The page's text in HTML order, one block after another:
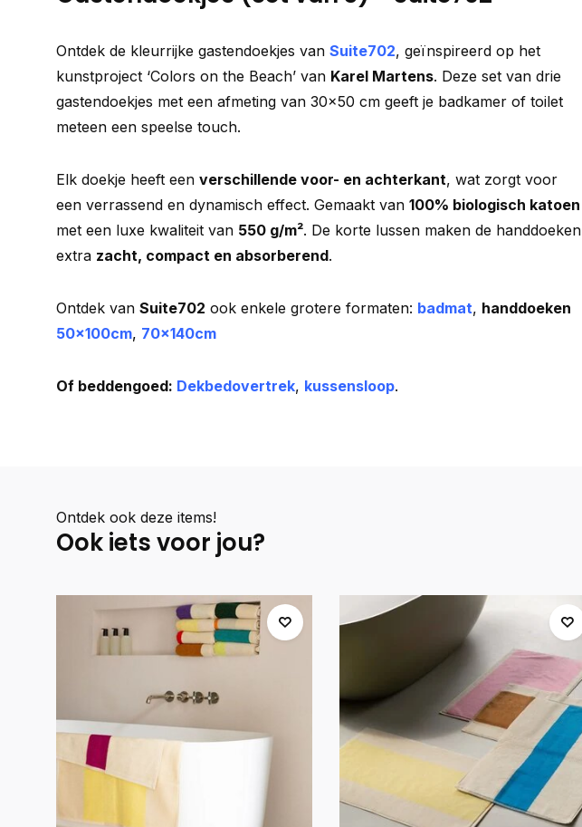
Ontdek de kleurrijke gastendoekjes van Suite702, geïnspireerd op het
kunstproject ‘Colors on the Beach’ van Karel Martens. Deze set van drie
gastendoekjes met een afmeting van 30x50 cm geeft je badkamer of toilet
meteen een speelse touch.
Elk doekje heeft een verschillende voor- en achterkant, wat zorgt voor
een verrassend en dynamisch effect. Gemaakt van 100% biologisch katoen
met een luxe kwaliteit van 550 g/m². De korte lussen maken de handdoeken
extra zacht, compact en absorberend.
Ontdek van Suite702 ook enkele grotere formaten: badmat, handdoeken
50x100cm, 70x140cm
Of beddengoed: Dekbedovertrek, kussensloop.
Ontdek ook deze items!
Ook iets voor jou?